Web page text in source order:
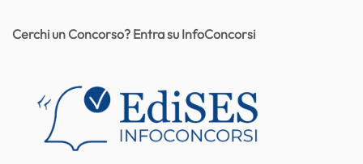
Cerchi un Concorso? Entra su InfoConcorsi